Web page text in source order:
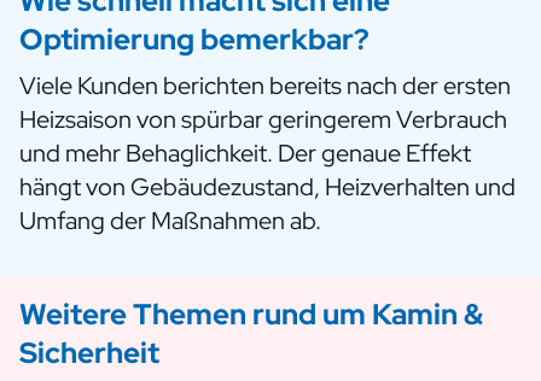
Optimierung bemerkbar?
Viele Kunden berichten bereits nach der ersten
Heizsaison von spürbar geringerem Verbrauch
und mehr Behaglichkeit. Der genaue Effekt
hängt von Gebäudezustand, Heizverhalten und
Umfang der Maßnahmen ab.
Weitere Themen rund um Kamin &
Sicherheit